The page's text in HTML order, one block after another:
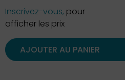
Inscrivez-vous, pour
afficher les prix
AJOUTER AU PANIER